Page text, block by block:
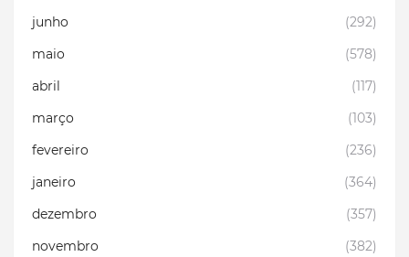
junho
(292)
maio
(578)
abril
(117)
março
(103)
fevereiro
(236)
janeiro
(364)
dezembro
(357)
novembro
(382)